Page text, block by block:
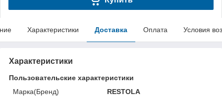
Характеристики Доставка Оплата Условия
Характеристики
Пользовательские характеристики
Марка(Бренд)
RESTOLA